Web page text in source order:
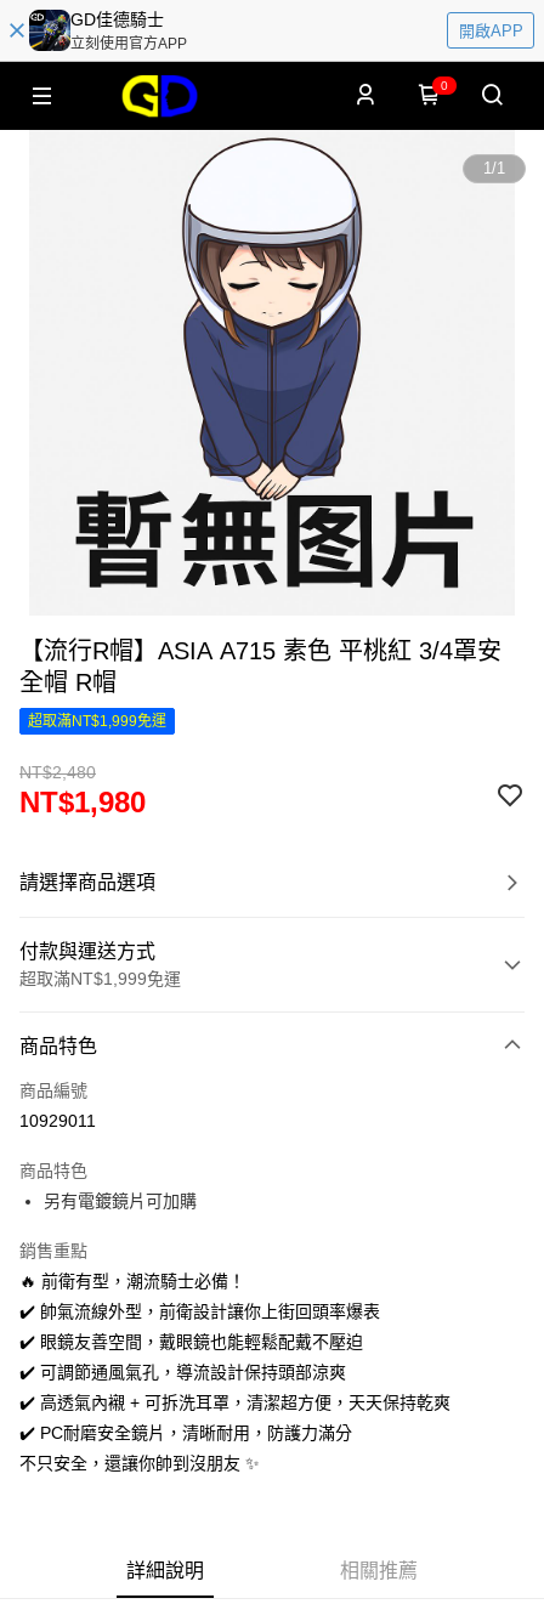
GD佳德騎士
立刻使用官方APP
開啟APP
0
1/1
【流行R帽】ASIA A715 素色 平桃紅 3/4罩安
全帽 R帽
超取滿NT$1,999免運
NT$2,480
NT$1,980
請選擇商品選項
付款與運送方式
超取滿NT$1,999免運
信用卡一次付款
信用卡分期付款
合作金庫商業銀行
華南商業銀行
國泰世華商業銀行
臺灣中小企業銀行
匯豐（台灣）商業銀行
華泰商業銀行
聯邦商業銀行
遠東國際商業銀行
元大商業銀行
永豐商業銀行
台新國際商業銀行
中國信託商業銀行
台灣樂天信用卡公司
超商取貨付款
Apple Pay
街口支付
悠遊付
Google Pay
全盈+PAY
【大哥付你分期使用說明】
1.本服務由台灣大哥大提供，台灣大哥大用戶可立即使用無須另外申請。
AFTEE先享後付
商品特色
商品編號
10929011
商品特色
另有電鍍鏡片可加購
銷售重點
🔥 前衛有型，潮流騎士必備！
✔️ 帥氣流線外型，前衛設計讓你上街回頭率爆表
✔️ 眼鏡友善空間，戴眼鏡也能輕鬆配戴不壓迫
✔️ 可調節通風氣孔，導流設計保持頭部涼爽
✔️ 高透氣內襯 + 可拆洗耳罩，清潔超方便，天天保持乾爽
✔️ PC耐磨安全鏡片，清晰耐用，防護力滿分
不只安全，還讓你帥到沒朋友 ✨
詳細說明 相關推薦